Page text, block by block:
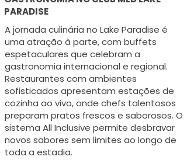
PARADISE
A jornada culinária no Lake Paradise é
uma atração à parte, com buffets
espetaculares que celebram a
gastronomia internacional e regional.
Restaurantes com ambientes
sofisticados apresentam estações de
cozinha ao vivo, onde chefs talentosos
preparam pratos frescos e saborosos. O
sistema All Inclusive permite desbravar
novos sabores sem limites ao longo de
toda a estadia.